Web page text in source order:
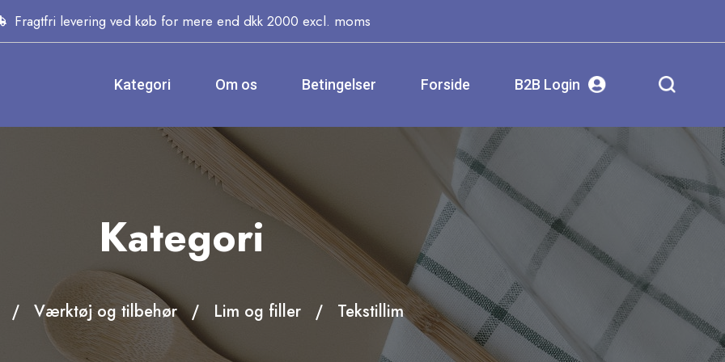
Fragtfri levering ved køb for mere end dkk 2000 excl. moms
Kategori Om os Betingelser Forside B2B Login
Kategori
Værktøj og tilbehør Lim og filler Tekstillim